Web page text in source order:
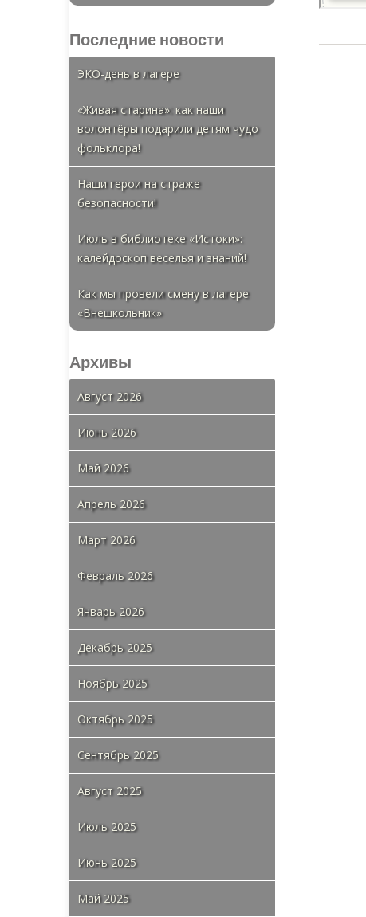
Последние новости
ЭКО-день в лагере
«Живая старина»: как наши
волонтёры подарили детям чудо
фольклора!
Наши герои на страже
безопасности!
Июль в библиотеке «Истоки»:
калейдоскоп веселья и знаний!
Как мы провели смену в лагере
«Внешкольник»
Архивы
Август 2026
Июнь 2026
Май 2026
Апрель 2026
Март 2026
Февраль 2026
Январь 2026
Декабрь 2025
Ноябрь 2025
Октябрь 2025
Сентябрь 2025
Август 2025
Июль 2025
Июнь 2025
Май 2025